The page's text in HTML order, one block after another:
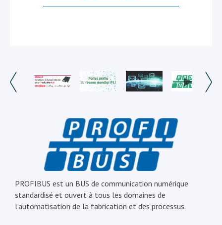
PROFIBUS est un BUS de communication numérique
standardisé et ouvert à tous les domaines de
l’automatisation de la fabrication et des processus.